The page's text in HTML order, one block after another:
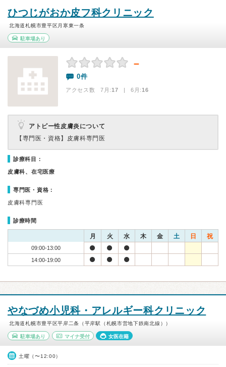
ひつじがおか皮フ科クリニック
北海道札幌市豊平区月寒東一条
駐車場あり
－
0件
アクセス数 7月:17 | 6月:16
アトピー性皮膚炎について
【専門医・資格】 皮膚科専門医
診療科目：
皮膚科、在宅医療
専門医・資格：
皮膚科専門医
診療時間
月 火 水 木 金 土 日 祝
09:00-13:00
14:00-19:00
やなづめ小児科・アレルギー科クリニック
北海道札幌市豊平区平岸二条（平岸駅（札幌市営地下鉄南北線））
駐車場あり マイナ受付 女医在籍
土曜（〜12:00）